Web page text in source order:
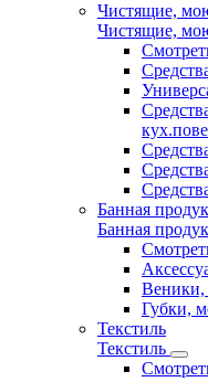
Чистящие,
Чистящие,
Банная
Банная
Веники,
Губки,
Текстиль
Текстиль